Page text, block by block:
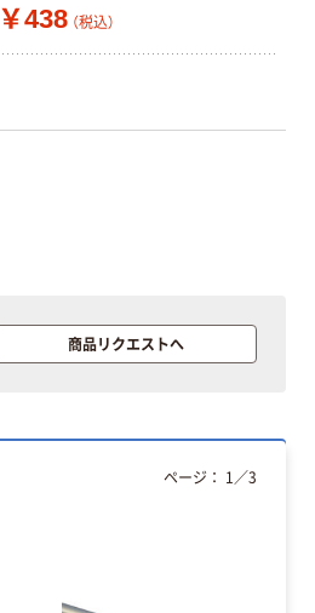
￥438 （税込）
商品リクエストへ
ページ： 1 ／3
キングジム テプ
PRO【純正】テー